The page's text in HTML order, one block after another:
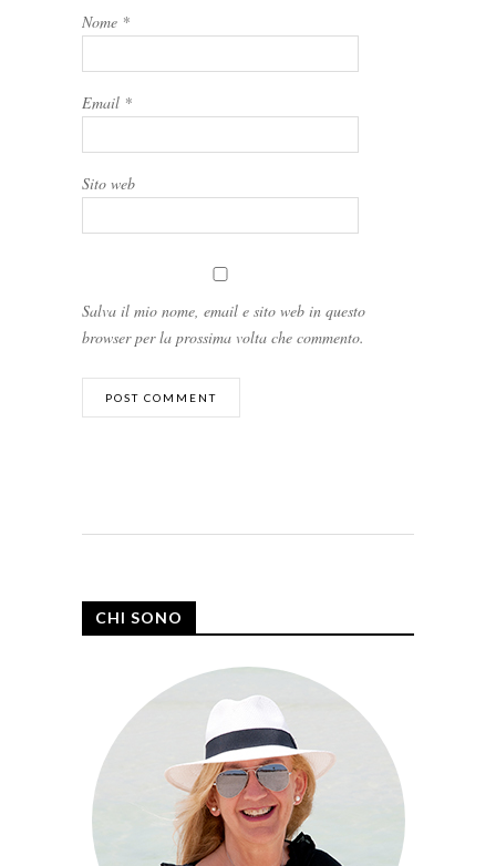
Nome *
Email *
Sito web
Salva il mio nome, email e sito web in questo
browser per la prossima volta che commento.
CHI SONO